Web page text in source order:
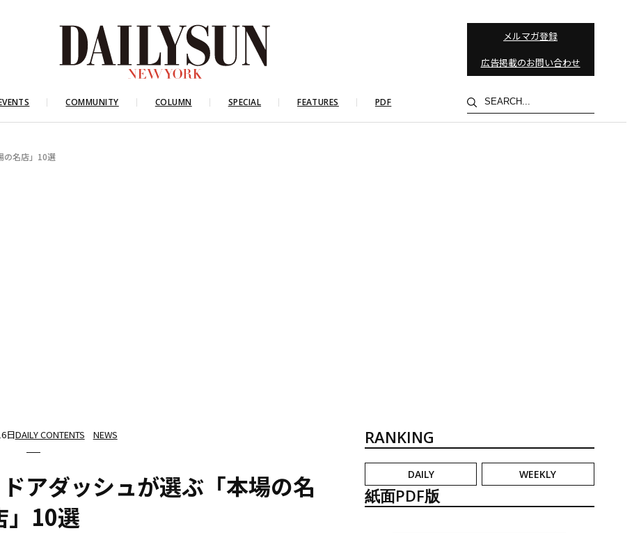
メルマガ登録
広告掲載のお問い合わせ
COMMUNITY COLUMN SPECIAL FEATURES PDF
検
索
の名店」10選
日DAILY CONTENTS NEWS
アダッシュが選ぶ「本場の名
」10選
RANKING
DAILY WEEKLY
紙面PDF版